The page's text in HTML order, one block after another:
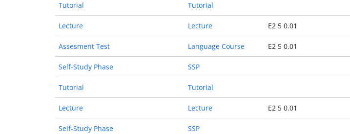
Tutorial Tutorial
Lecture Lecture E2 5 0.01
Assesment Test Language Course E2 5 0.01
Self-Study Phase SSP
Tutorial Tutorial
Lecture Lecture E2 5 0.01
Self-Study Phase SSP